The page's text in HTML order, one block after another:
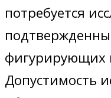
потребуется
фигурирующих
Допустимость